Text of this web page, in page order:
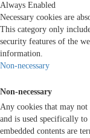
Always Enabled
Necessary cookies are
This category only
security features of the
information.
Non-necessary
Non-necessary
Any cookies that may
and is used specifically
embedded contents are